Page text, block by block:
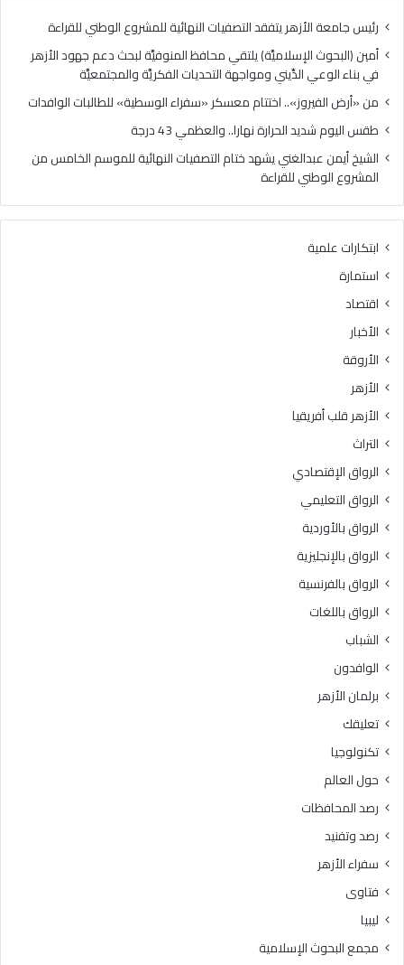
رئيس جامعة الأزهر يتفقد التصفيات النهائية للمشروع الوطني للقراءة
أمين (البحوث الإسلاميَّة) يلتقي محافظ المنوفيَّة لبحث دعم جهود الأزهر
في بناء الوعي الدِّيني ومواجهة التحديات الفكريَّة والمجتمعيَّة
من «أرض الفيروز».. اختتام معسكر «سفراء الوسطية» للطالبات الوافدات
طقس اليوم شديد الحرارة نهارا.. والعظمي 43 درجة
الشيخ أيمن عبدالغني يشهد ختام التصفيات النهائية للموسم الخامس من
المشروع الوطني للقراءة
ابتكارات علمية
استمارة
اقتصاد
الأخبار
الأروقة
الأزهر
الأزهر قلب أفريقيا
التراث
الرواق الإقتصادي
الرواق التعليمي
الرواق بالأوردية
الرواق بالإنجليزية
الرواق بالفرنسية
الرواق باللغات
الشباب
الوافدون
برلمان الأزهر
تعليقك
تكنولوجيا
حول العالم
رصد المحافظات
رصد وتفنيد
سفراء الأزهر
فتاوى
ليبيا
مجمع البحوث الإسلامية